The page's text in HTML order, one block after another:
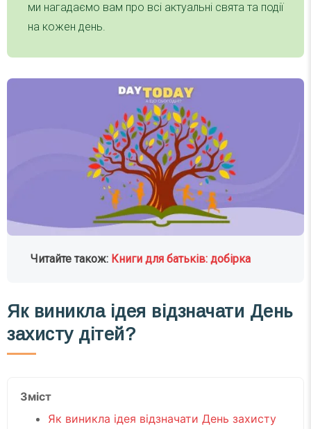
ми нагадаємо вам про всі актуальні свята та події
на кожен день.
Читайте також: Книги для батьків: добірка
Як виникла ідея відзначати День
захисту дітей?
Зміст
Як виникла ідея відзначати День захисту